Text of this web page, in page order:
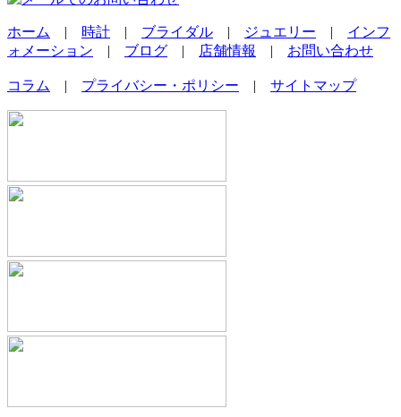
ホーム | 時計 | ブライダル | ジュエリー | インフ
ォメーション | ブログ | 店舗情報 | お問い合わせ
コラム | プライバシー・ポリシー | サイトマップ